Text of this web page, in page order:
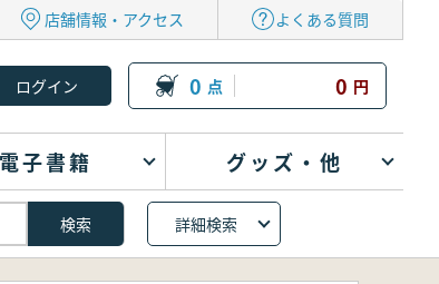
店舗情報・アクセス よくある質問
0 点 0 円
電子書籍 グッズ・他
詳細検索